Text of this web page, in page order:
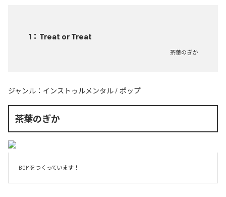
1 ： Treat or Treat
茶葉のぎか
ジャンル： インストゥルメンタル / ポップ
茶葉のぎか
BGMをつくっています！